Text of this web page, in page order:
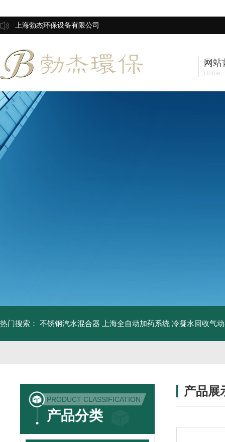
上海勃杰环保设备有限公司
网站
Home
热门搜索： 不锈钢汽水混合器 上海全自动加药系统 冷凝水回收气
PRODUCT CLASSIFICATION
产品分类
产品展